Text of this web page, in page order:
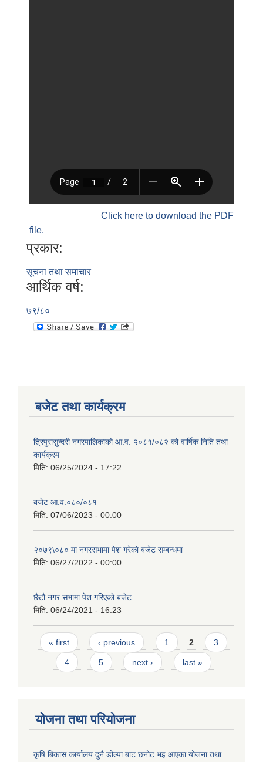
Click here to download the PDF
file.
प्रकार:
सूचना तथा समाचार
आर्थिक वर्ष:
७९/८०
बजेट तथा कार्यक्रम
त्रिपुरासुन्दरी नगरपालिकाको आ.व. २०८१/०८२ को वार्षिक निति तथा
कार्यक्रम
मिति: 06/25/2024 - 17:22
बजेट आ.व.०८०/०८१
मिति: 07/06/2023 - 00:00
२०७९\०८० मा नगरसभामा पेश गरेकाे बजेट सम्बन्धमा
मिति: 06/27/2022 - 00:00
छैटाै नगर सभामा पेश गरिएकाे बजेट
मिति: 06/24/2021 - 16:23
Pages
« first ‹ previous 1 2 3
4 5 next › last »
योजना तथा परियोजना
कृषि बिकास कार्यालय दुनै डोल्पा बाट छनोट भइ आएका योजना तथा